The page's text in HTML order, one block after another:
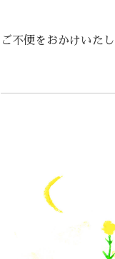
ご不便をおかけいた